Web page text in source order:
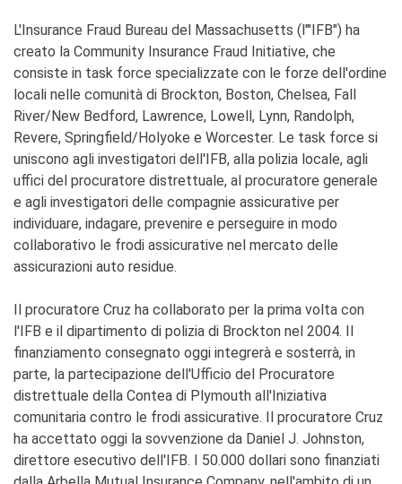
L'Insurance Fraud Bureau del Massachusetts (l'"IFB") ha
creato la Community Insurance Fraud Initiative, che
consiste in task force specializzate con le forze dell'ordine
locali nelle comunità di Brockton, Boston, Chelsea, Fall
River/New Bedford, Lawrence, Lowell, Lynn, Randolph,
Revere, Springfield/Holyoke e Worcester. Le task force si
uniscono agli investigatori dell'IFB, alla polizia locale, agli
uffici del procuratore distrettuale, al procuratore generale
e agli investigatori delle compagnie assicurative per
individuare, indagare, prevenire e perseguire in modo
collaborativo le frodi assicurative nel mercato delle
assicurazioni auto residue.
Il procuratore Cruz ha collaborato per la prima volta con
l'IFB e il dipartimento di polizia di Brockton nel 2004. Il
finanziamento consegnato oggi integrerà e sosterrà, in
parte, la partecipazione dell'Ufficio del Procuratore
distrettuale della Contea di Plymouth all'Iniziativa
comunitaria contro le frodi assicurative. Il procuratore Cruz
ha accettato oggi la sovvenzione da Daniel J. Johnston,
direttore esecutivo dell'IFB. I 50.000 dollari sono finanziati